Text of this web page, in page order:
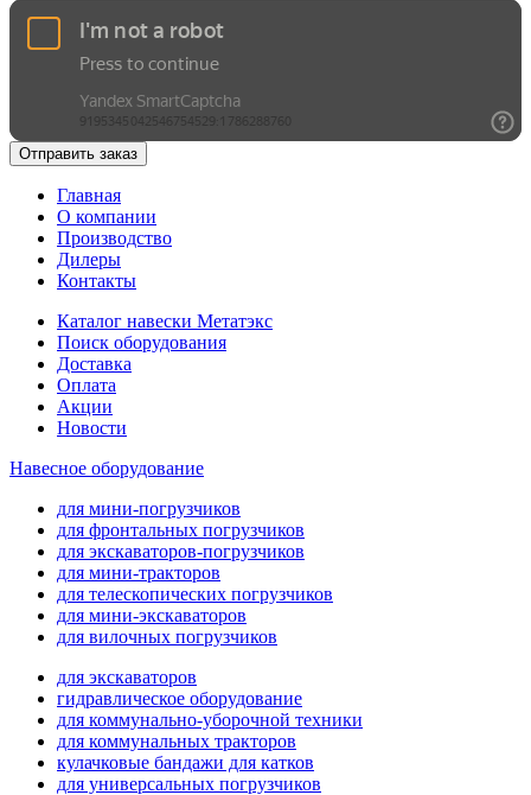
Отправить заказ
Главная
О компании
Производство
Дилеры
Контакты
Каталог навески Метатэкс
Поиск оборудования
Доставка
Оплата
Акции
Новости
Навесное оборудование
для мини-погрузчиков
для фронтальных погрузчиков
для экскаваторов-погрузчиков
для мини-тракторов
для телескопических погрузчиков
для мини-экскаваторов
для вилочных погрузчиков
для экскаваторов
гидравлическое оборудование
для коммунально-уборочной техники
для коммунальных тракторов
кулачковые бандажи для катков
для универсальных погрузчиков